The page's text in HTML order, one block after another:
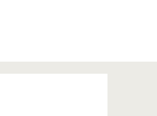
BTU & Region erleben